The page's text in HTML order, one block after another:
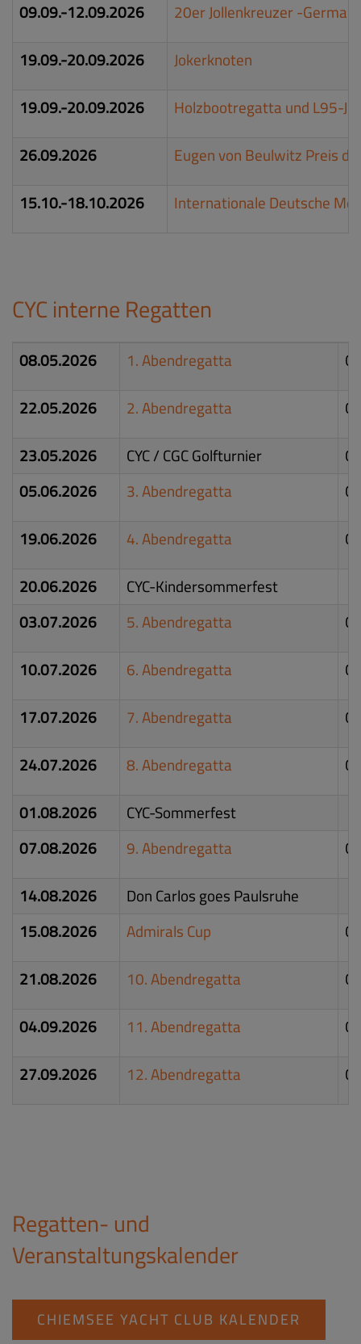
09.09.-12.09.2026
20er Jollenkreuzer -
19.09.-20.09.2026
Jokerknoten
19.09.-20.09.2026
Holzbootregatta und L95-
26.09.2026
Eugen von Beulwitz Preis
15.10.-18.10.2026
Internationale Deutsche
CYC interne Regatten
08.05.2026 1. Abendregatta
22.05.2026
2. Abendregatta
23.05.2026
CYC / CGC Golfturnier
05.06.2026
3. Abendregatta
19.06.2026
4. Abendregatta
20.06.2026
CYC-Kindersommerfest
03.07.2026
5. Abendregatta
10.07.2026
6. Abendregatta
17.07.2026
7. Abendregatta
24.07.2026
8. Abendregatta
01.08.2026
CYC-Sommerfest
07.08.2026
9. Abendregatta
14.08.2026
Don Carlos goes Paulsruhe
15.08.2026
Admirals Cup
21.08.2026
10. Abendregatta
04.09.2026
11. Abendregatta
27.09.2026
12. Abendregatta
Regatten- und
Veranstaltungskalender
CHIEMSEE YACHT CLUB KALENDER